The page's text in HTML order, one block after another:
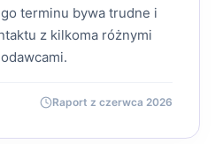
terminu bywa trudne i
z kilkoma różnymi
Raport z czerwca 2026